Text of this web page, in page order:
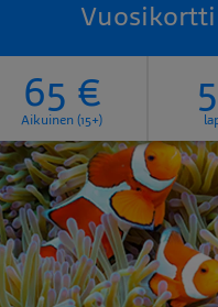
Vuosikortti
65 €
Aikuinen (15+)